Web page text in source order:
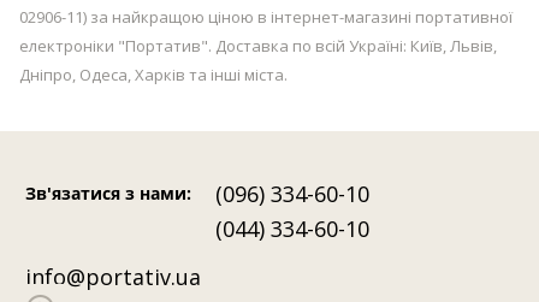
02906-11) за найкращою ціною в інтернет-магазині портативної
електроніки "Портатив". Доставка по всій Україні: Київ, Львів,
Дніпро, Одеса, Харків та інші міста.
Зв'язатися з нами:
(096) 334-60-10
(044) 334-60-10
info@portativ.ua